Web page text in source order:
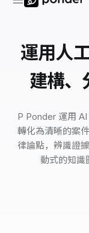
運用人
建構、
P Ponder 運用
轉化為清晰的案
律論點，辨識證
動式的知識